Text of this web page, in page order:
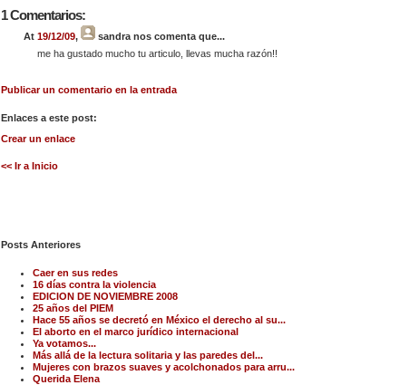
1 Comentarios:
At 19/12/09, sandra nos comenta que...
me ha gustado mucho tu articulo, llevas mucha razón!!
Publicar un comentario en la entrada
Enlaces a este post:
Crear un enlace
<< Ir a Inicio
Posts Anteriores
Caer en sus redes
16 días contra la violencia
EDICION DE NOVIEMBRE 2008
25 años del PIEM
Hace 55 años se decretó en México el derecho al su...
El aborto en el marco jurídico internacional
Ya votamos...
Más allá de la lectura solitaria y las paredes del...
Mujeres con brazos suaves y acolchonados para arru...
Querida Elena